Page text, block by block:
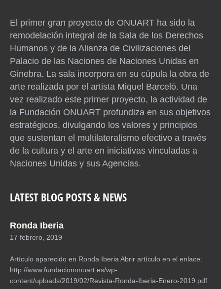
El primer gran proyecto de ONUART ha sido la
remodelación integral de la Sala de los Derechos
Humanos y de la Alianza de Civilizaciones del
Palacio de las Naciones de Naciones Unidas en
Ginebra. La sala incorpora en su cúpula la obra de
arte realizada por el artista Miquel Barceló. Una
vez realizado este primer proyecto, la actividad de
la Fundación ONUART profundiza en sus objetivos
estratégicos, divulgando los valores y principios
que sustentan el multilateralismo efectivo a través
de la cultura y el arte en iniciativas vinculadas a
Naciones Unidas y sus Agencias.
LATEST BLOG POSTS & NEWS
Ronda Iberia
17 febrero, 2019
Artículo aparecido en Ronda Iberia Abrir artículo en el enlace:
http://www.fundaciononuart.es/wp-
content/uploads/2019/02/Revista-Ronda-Iberia-Enero-2019.pdf